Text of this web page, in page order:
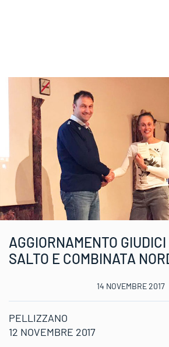
AGGIORNAMENTO
SALTO E COMBINATA
14 NOVEMBRE 2017
PELLIZZANO
12 NOVEMBRE 2017